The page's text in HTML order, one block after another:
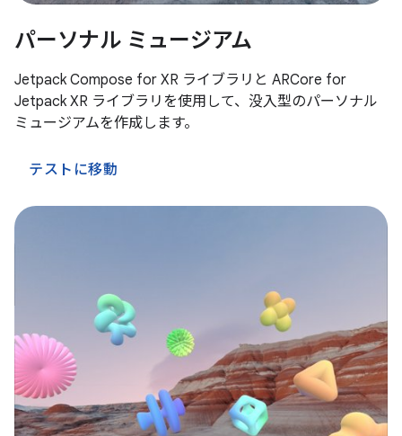
パーソナル ミュージアム
Jetpack Compose for XR ライブラリと ARCore for
Jetpack XR ライブラリを使用して、没入型のパーソナル
ミュージアムを作成します。
テストに移動